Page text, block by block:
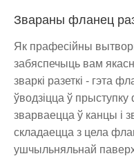
Звараны фланец
Як прафесійны
забяспечыць вам
зваркі разеткі - гэта
ўводзіцца ў
зварваецца ў канцы і
складаецца з цела
ушчыльняльнай